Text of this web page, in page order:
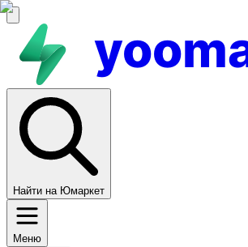
Найти на Юмаркет
Меню